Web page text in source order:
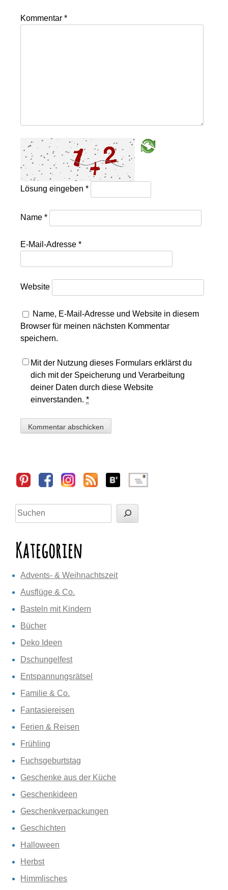
Kommentar*
Lösung eingeben*
Name*
E-Mail-Adresse*
Website
Name, E-Mail-Adresse und Website in diesem
Browser für meinen nächsten Kommentar
speichern.
Mit der Nutzung dieses Formulars erklärst du
dich mit der Speicherung und Verarbeitung
deiner Daten durch diese Website
einverstanden.*
Sidebar
Suchen
Kategorien
Advents- & Weihnachtszeit
Ausflüge & Co.
Basteln mit Kindern
Bücher
Deko Ideen
Dschungelfest
Entspannungsrätsel
Familie & Co.
Fantasiereisen
Ferien & Reisen
Frühling
Fuchsgeburtstag
Geschenke aus der Küche
Geschenkideen
Geschenkverpackungen
Geschichten
Halloween
Herbst
Himmlisches